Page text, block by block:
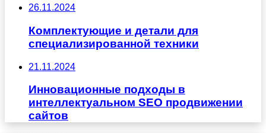
26.11.2024
Комплектующие и детали для
специализированной техники
21.11.2024
Инновационные подходы в
интеллектуальном SEO продвижении
сайтов